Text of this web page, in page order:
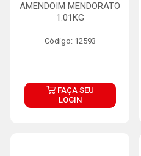
AMENDOIM MENDORATO
1.01KG
Código: 12593
FAÇA SEU
LOGIN